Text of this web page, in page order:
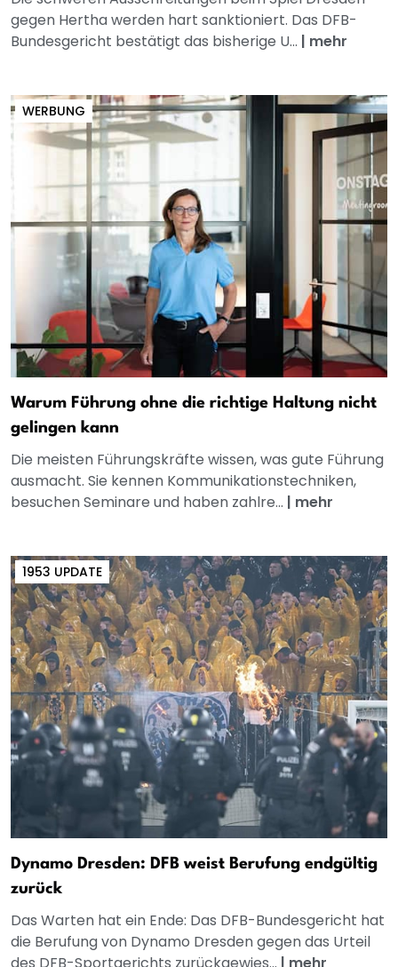
gegen Hertha werden hart sanktioniert. Das DFB-
Bundesgericht bestätigt das bisherige U... | mehr
WERBUNG
Warum Führung ohne die richtige Haltung nicht
gelingen kann
Die meisten Führungskräfte wissen, was gute Führung
ausmacht. Sie kennen Kommunikationstechniken,
besuchen Seminare und haben zahlre... | mehr
1953 UPDATE
Dynamo Dresden: DFB weist Berufung endgültig
zurück
Das Warten hat ein Ende: Das DFB-Bundesgericht hat
die Berufung von Dynamo Dresden gegen das Urteil